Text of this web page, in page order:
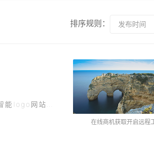
排序规则： 发布时间
在线商机获取开启远程